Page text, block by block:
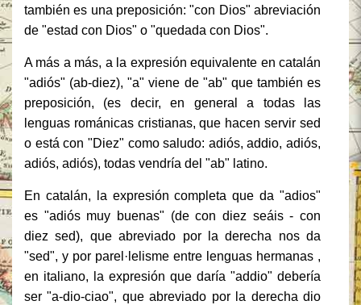
también es una preposición: "con Dios" abreviación
de "estad con Dios" o "quedada con Dios".
A más a más, a la expresión equivalente en catalán
"adiós" (ab-diez), "a" viene de "ab" que también es
preposición, (es decir, en general a todas las
lenguas románicas cristianas, que hacen servir sed
o está con "Diez" como saludo: adiós, addio, adiós,
adiós, adiós), todas vendría del "ab" latino.
En catalán, la expresión completa que da "adios"
es "adiós muy buenas" (de con diez seáis - con
diez sed), que abreviado por la derecha nos da
"sed", y por parel·lelisme entre lenguas hermanas ,
en italiano, la expresión que daría "addio" debería
ser "a-dio-ciao", que abreviado por la derecha dio